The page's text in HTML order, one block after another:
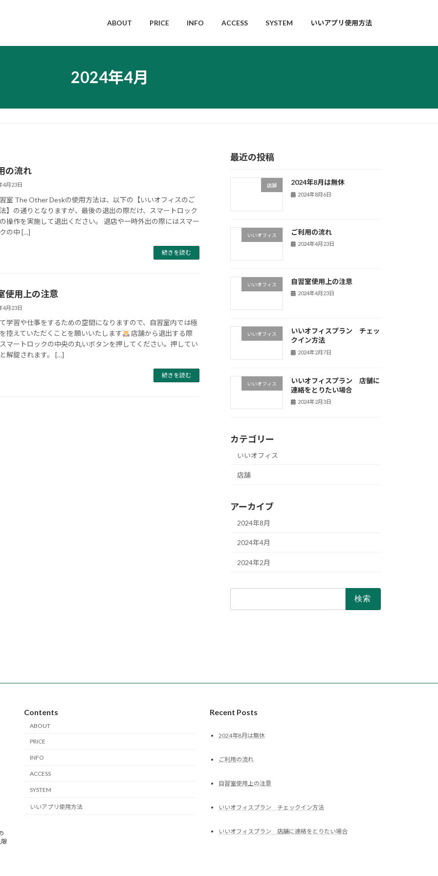
ABOUT PRICE INFO ACCESS SYSTEM いいアプリ使用方法
2024年4月
の流れ
4月23日
室 The Other Deskの使用方法は、以下の【いいオフィスのご
】の通りとなりますが、最後の退出の際だけ、スマートロック
操作を実施して退出ください。 退店や一時外出の際にはスマー
の中 […]
続きを読む
使用上の注意
4月23日
学習や仕事をするための空間になりますので、自習室内では極
控えていただくことを願いいたします
店舗から退出する際
マートロックの中央の丸いボタンを押してください。押してい
解錠されます。 […]
続きを読む
最近の投稿
店舗 2024年8月は無休
2024年8月6日
いいオフィス ご利用の流れ
2024年4月23日
いいオフィス 自習室使用上の注意
2024年4月23日
いいオフィス
いいオフィスプラン チェッ
クイン方法
2024年2月7日
いいオフィス
いいオフィスプラン 店舗に
連絡をとりたい場合
2024年2月3日
カテゴリー
いいオフィス
店舗
アーカイブ
2024年8月
2024年4月
2024年2月
Contents
ABOUT
PRICE
INFO
ACCESS
SYSTEM
いいアプリ使用方法
Recent Posts
2024年8月は無休
ご利用の流れ
自習室使用上の注意
いいオフィスプラン チェックイン方法
いいオフィスプラン 店舗に連絡をとりたい場合